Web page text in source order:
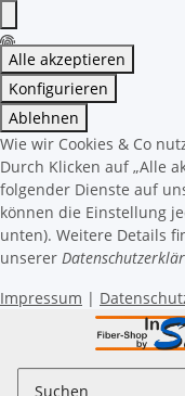
Alle akzeptieren
Konfigurieren
Ablehnen
Wie wir Cookies & Co
Durch Klicken auf „Alle
folgender Dienste auf
können die Einstellung
unten). Weitere Details
unserer
Impressum |